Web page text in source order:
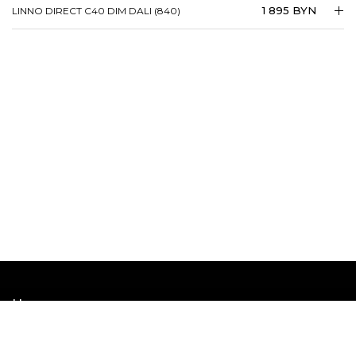
LINNO DIRECT C40 DIM DALI (840) 1 895 BYN
Наши шоурумы